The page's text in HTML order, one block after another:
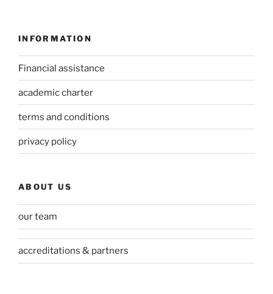
INFORMATION
Financial assistance
academic charter
terms and conditions
privacy policy
ABOUT US
our team
accreditations & partners